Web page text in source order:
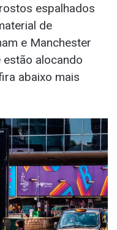
espalhados
de
e Manchester
alocando
abaixo mais